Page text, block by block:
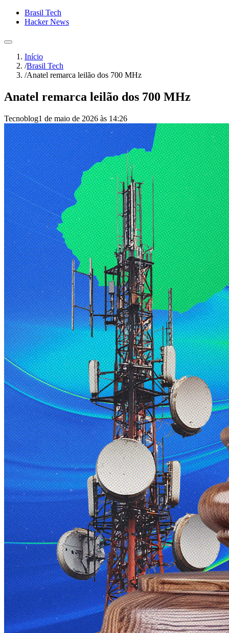
Brasil Tech
Hacker News
Início
/Brasil Tech
/Anatel remarca leilão dos 700 MHz
Anatel remarca leilão dos 700 MHz
Tecnoblog1 de maio de 2026 às 14:26